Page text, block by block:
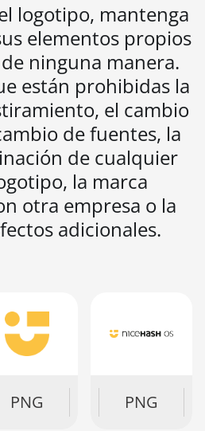
logotipo, mantenga
elementos propios
ninguna manera.
están prohibidas la
el cambio
de fuentes, la
de cualquier
la marca
otra empresa o la
adicionales.
PNG PNG